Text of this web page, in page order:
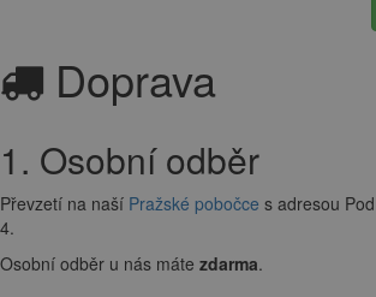
Doprava
1. Osobní odběr
Převzetí na naší Pražské pobočce s adresou
4.
Osobní odběr u nás máte zdarma.